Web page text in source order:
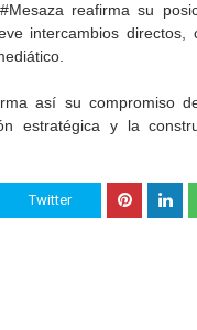
reafirma su
intercambios
así su compromiso
estratégica y la
Twitter